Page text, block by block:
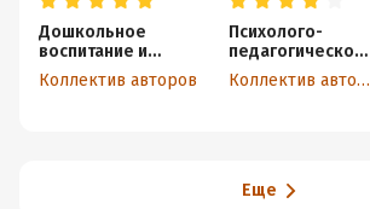
Дошкольное
воспитание и
обучение детей с
комплексными
Коллектив авторов
Психолого-
педагогическое
сопровождение
одаренных
Коллектив авторов
Еще